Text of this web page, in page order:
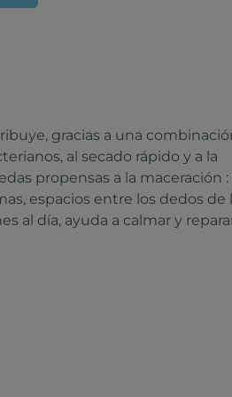
gracias a una
al secado rápido y a la
propensas a la maceración
espacios entre los dedos de
al día, ayuda a calmar y